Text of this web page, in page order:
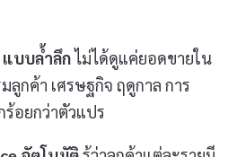
บบล้ำลึกไม่ได้ดูแค่ยอดขายใน
กค้า เศรษฐกิจ ฤดูกาล การ
อยกว่าตัวแปร